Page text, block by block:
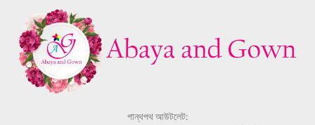
পান্থপথ আউটলেট: